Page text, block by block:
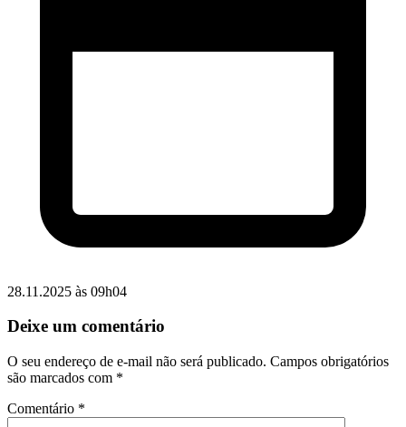
28.11.2025 às 09h04
Deixe um comentário
O seu endereço de e-mail não será publicado. Campos obrigatórios
são marcados com *
Comentário *